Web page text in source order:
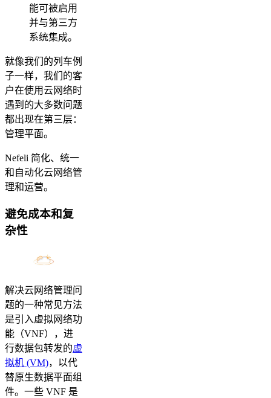
能可被启用
并与第三方
系统集成。
就像我们的列车例
子一样，我们的客
户在使用云网络时
遇到的大多数问题
都出现在第三层：
管理平面。
Nefeli 简化、统一
和自动化云网络管
理和运营。
避免成本和复
杂性
解决云网络管理问
题的一种常见方法
是引入虚拟网络功
能（VNF），进
行数据包转发的虚
拟机 (VM)，以代
替原生数据平面组
件。一些 VNF 是